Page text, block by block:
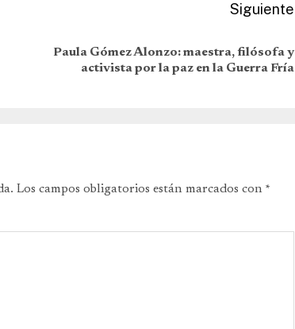
Siguiente
Paula Gómez Alonzo: maestra, filósofa y
activista por la paz en la Guerra Fría
Los campos obligatorios están marcados con *